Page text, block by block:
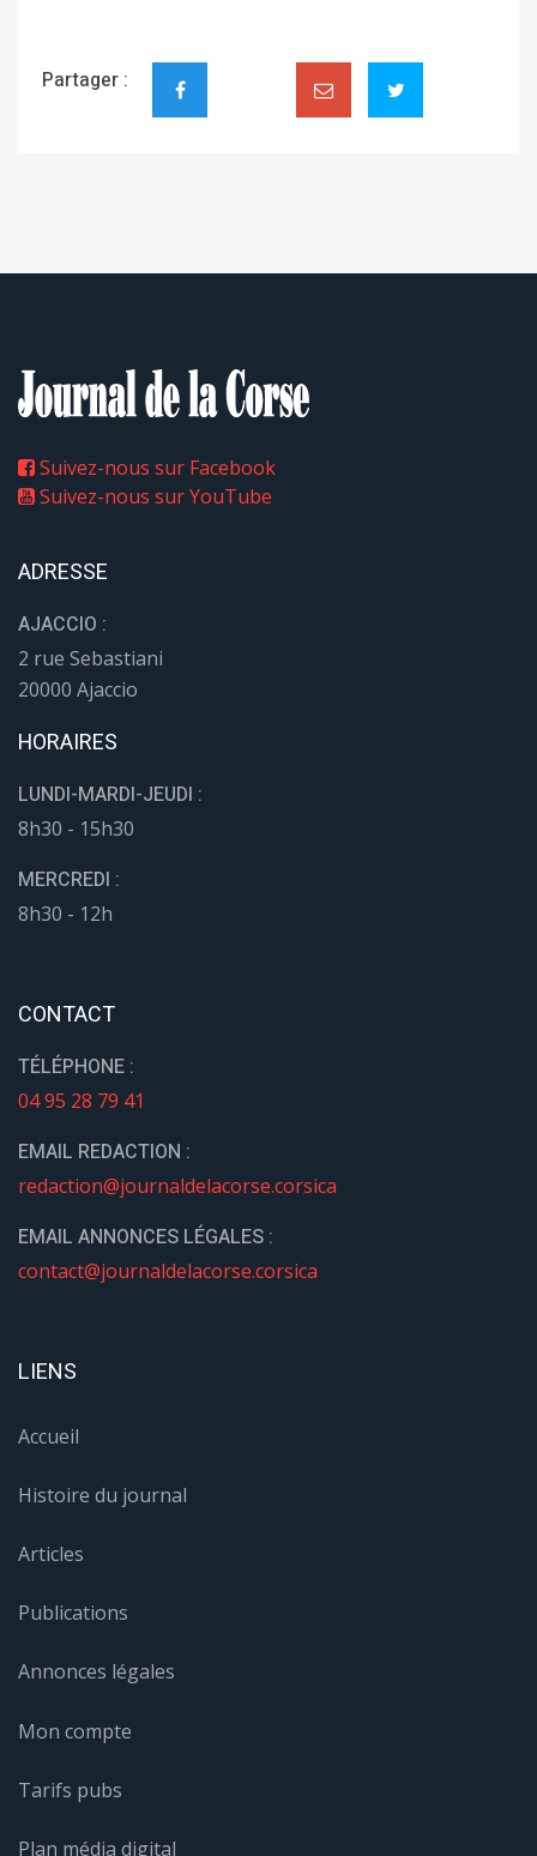
Partager :
Suivez-nous sur Facebook
Suivez-nous sur YouTube
ADRESSE
AJACCIO :
2 rue Sebastiani
20000 Ajaccio
HORAIRES
LUNDI-MARDI-JEUDI :
8h30 - 15h30
MERCREDI :
8h30 - 12h
CONTACT
TÉLÉPHONE :
04 95 28 79 41
EMAIL REDACTION :
redaction@journaldelacorse.corsica
EMAIL ANNONCES LÉGALES :
contact@journaldelacorse.corsica
LIENS
Accueil
Histoire du journal
Articles
Publications
Annonces légales
Mon compte
Tarifs pubs
Plan média digital